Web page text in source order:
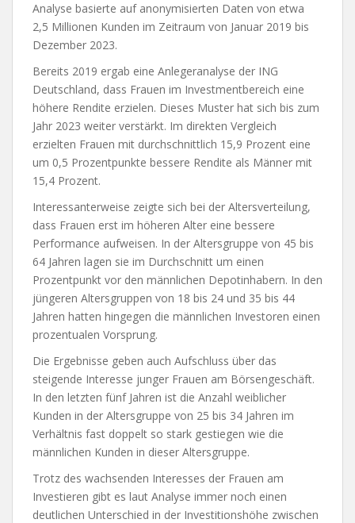
Analyse basierte auf anonymisierten Daten von etwa
2,5 Millionen Kunden im Zeitraum von Januar 2019 bis
Dezember 2023.
Bereits 2019 ergab eine Anlegeranalyse der ING
Deutschland, dass Frauen im Investmentbereich eine
höhere Rendite erzielen. Dieses Muster hat sich bis zum
Jahr 2023 weiter verstärkt. Im direkten Vergleich
erzielten Frauen mit durchschnittlich 15,9 Prozent eine
um 0,5 Prozentpunkte bessere Rendite als Männer mit
15,4 Prozent.
Interessanterweise zeigte sich bei der Altersverteilung,
dass Frauen erst im höheren Alter eine bessere
Performance aufweisen. In der Altersgruppe von 45 bis
64 Jahren lagen sie im Durchschnitt um einen
Prozentpunkt vor den männlichen Depotinhabern. In den
jüngeren Altersgruppen von 18 bis 24 und 35 bis 44
Jahren hatten hingegen die männlichen Investoren einen
prozentualen Vorsprung.
Die Ergebnisse geben auch Aufschluss über das
steigende Interesse junger Frauen am Börsengeschäft.
In den letzten fünf Jahren ist die Anzahl weiblicher
Kunden in der Altersgruppe von 25 bis 34 Jahren im
Verhältnis fast doppelt so stark gestiegen wie die
männlichen Kunden in dieser Altersgruppe.
Trotz des wachsenden Interesses der Frauen am
Investieren gibt es laut Analyse immer noch einen
deutlichen Unterschied in der Investitionshöhe zwischen